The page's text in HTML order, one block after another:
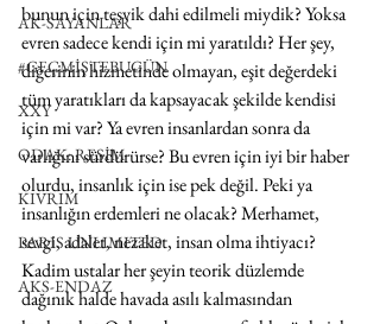
AK-SAYANLAR
#GEÇMİŞTEBUGÜN
XXY
ODAK: RESİM
KIVRIM
PARIS UNLIMITED
AKS-ENDAZ
bunun için teşvik dahi edilmeli miydik? Yoksa
evren sadece kendi için mi yaratıldı? Her şey,
diğerinin hizmetinde olmayan, eşit değerdeki
tüm yaratıkları da kapsayacak şekilde kendisi
için mi var? Ya evren insanlardan sonra da
varlığını sürdürürse? Bu evren için iyi bir haber
olurdu, insanlık için ise pek değil. Peki ya
insanlığın erdemleri ne olacak? Merhamet,
sevgi, adalet, nezaket, insan olma ihtiyacı?
Kadim ustalar her şeyin teorik düzlemde
dağınık halde havada asılı kalmasından